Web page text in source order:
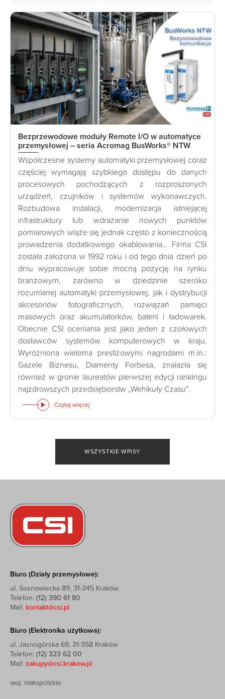
Bezprzewodowe moduły Remote I/O w automatyce
przemysłowej – seria Acromag BusWorks® NTW
Współczesne systemy automatyki przemysłowej coraz
częściej wymagają szybkiego dostępu do danych
procesowych pochodzących z rozproszonych
urządzeń, czujników i systemów wykonawczych.
Rozbudowa instalacji, modernizacja istniejącej
infrastruktury lub wdrażanie nowych punktów
pomiarowych wiąże się jednak często z koniecznością
prowadzenia dodatkowego okablowania… Firma CSI
została założona w 1992 roku i od tego dnia dzień po
dniu wypracowuje sobie mocną pozycję na rynku
branżowym, zarówno w dziedzinie szeroko
rozumianej automatyki przemysłowej, jak i dystrybucji
akcesoriów fotograficznych, rozwiązań pamięci
masowych oraz akumulatorków, baterii i ładowarek.
Obecnie CSI oceniania jest jako jeden z czołowych
dostawców systemów komputerowych w kraju.
Wyróżniona wieloma prestiżowymi nagrodami m.in.:
Gazele Biznesu, Diamenty Forbesa, znalazła się
również w gronie laureatów pierwszej edycji rankingu
najzdrowszych przedsiębiorstw „Wehikuły Czasu”.
Czytaj więcej
WSZYSTKIE WPISY
Biuro (Działy przemysłowe):
ul. Sosnowiecka 89, 31-345 Kraków
Telefon: (12) 390 61 80
Mail: kontakt@csi.pl
Biuro (Elektronika użytkowa):
ul. Jasnogórska 69, 31-358 Kraków
Telefon: (12) 323 62 00
Mail: zakupy@csi.krakow.pl
woj. małopolskie